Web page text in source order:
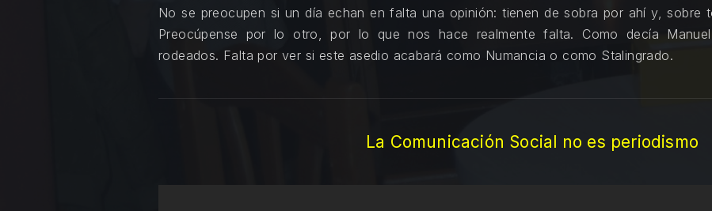
No se preocupen si un día echan en falta una opinión: tienen de sobra por ahí y, sobre
Preocúpense por lo otro, por lo que nos hace realmente falta. Como decía Manuel
rodeados. Falta por ver si este asedio acabará como Numancia o como Stalingrado.
La Comunicación Social no es periodismo